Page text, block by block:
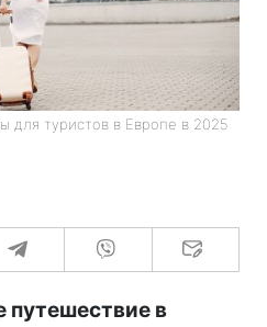
туристов в Европе в 2025
путешествие в